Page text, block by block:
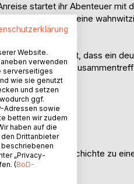
startet ihr Abenteuer mit
ist. Es beginnt eine
als sie erfährt, dass ein
versuchen, das
reizvolle Geschichte zu
Website.
verwenden
serverseitiges
wie sie genutzt
und setzen
ggf.
Adressen sowie
betten wir zudem
haben auf die
Drittanbieter
„Privacy-
(BoD-